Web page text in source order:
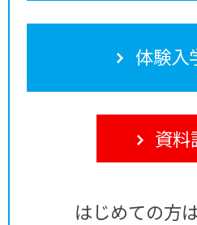
体験入
資料
はじめての方